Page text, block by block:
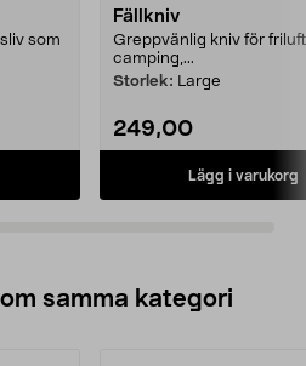
som
Fällkniv
Greppvänlig kniv för
camping,...
Storlek: Large
249,00
Lägg i varukorg
samma kategori